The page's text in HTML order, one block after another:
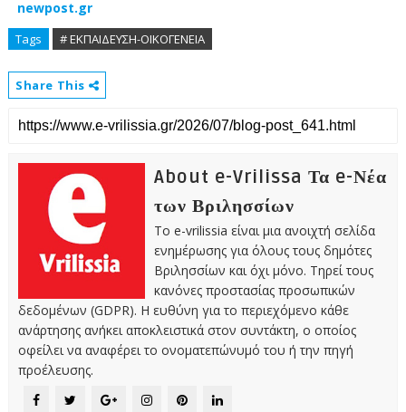
newpost.gr
Tags # ΕΚΠΑΙΔΕΥΣΗ-ΟΙΚΟΓΕΝΕΙΑ
Share This
About e-Vrilissa Τα e-Νέα
των Βριλησσίων
Το e-vrilissia είναι μια ανοιχτή σελίδα
ενημέρωσης για όλους τους δημότες
Βριλησσίων και όχι μόνο. Τηρεί τους
κανόνες προστασίας προσωπικών
δεδομένων (GDPR). Η ευθύνη για το περιεχόμενο κάθε
ανάρτησης ανήκει αποκλειστικά στον συντάκτη, ο οποίος
οφείλει να αναφέρει το ονοματεπώνυμό του ή την πηγή
προέλευσης.